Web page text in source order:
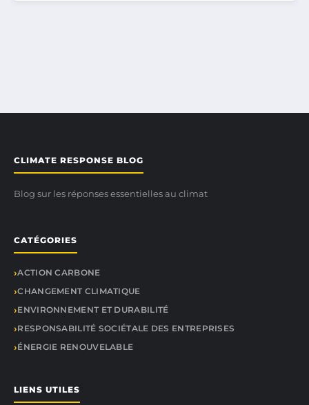
CLIMATE RESPONSE BLOG
Blog sur les réponses essentielles au climat
CATÉGORIES
ACTION CARBONE
CHANGEMENT CLIMATIQUE
ENVIRONNEMENT ET DURABILITÉ
RESPONSABILITÉ SOCIÉTALE DES ENTREPRISES
ÉNERGIE RENOUVELABLE
LIENS UTILES